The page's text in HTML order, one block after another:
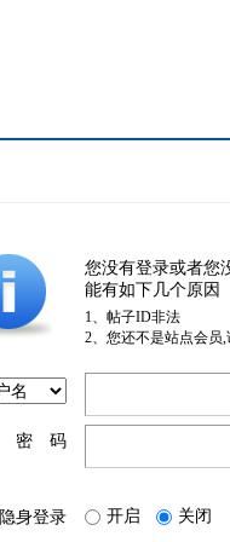
您没有登录或者您
能有如下几个原因
1、帖子ID非法
2、您还不是站点会员
密 码
隐身登录 开启 关闭